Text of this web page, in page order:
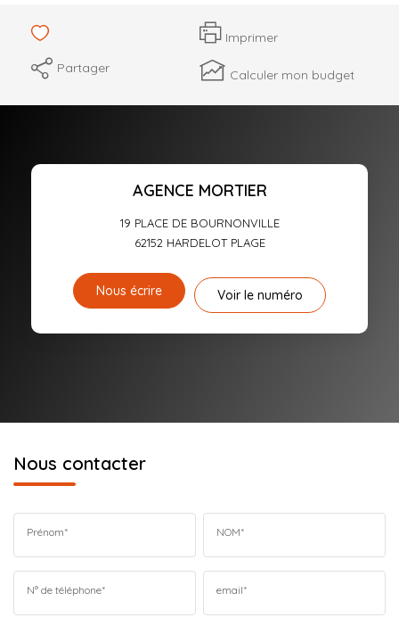
Imprimer
Partager
Calculer mon budget
AGENCE MORTIER
19 PLACE DE BOURNONVILLE
62152 HARDELOT PLAGE
Nous écrire Voir le numéro
Nous contacter
Prénom* NOM*
N° de téléphone* email*